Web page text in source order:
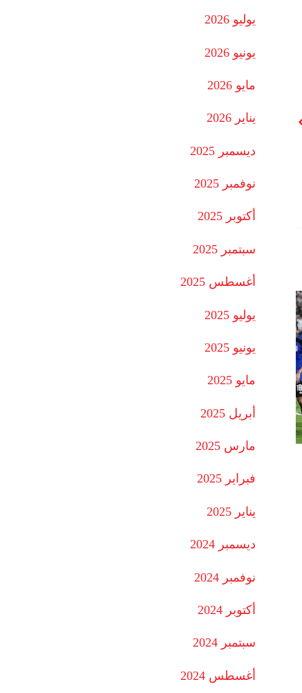
يوليو 2026
يونيو 2026
مايو 2026
يناير 2026
ديسمبر 2025
نوفمبر 2025
أكتوبر 2025
سبتمبر 2025
أغسطس 2025
يوليو 2025
يونيو 2025
مايو 2025
أبريل 2025
مارس 2025
فبراير 2025
يناير 2025
ديسمبر 2024
نوفمبر 2024
أكتوبر 2024
سبتمبر 2024
أغسطس 2024